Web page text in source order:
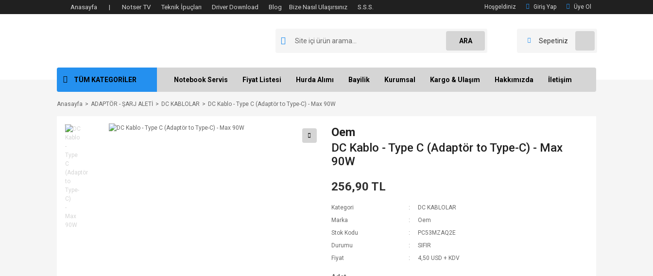
Anasayfa | Notser TV Teknik İpuçları Driver Download Blog Bize Nasıl UlaşırsınızS.S.S. Hoşgeldiniz Giriş Yap Üye Ol
ARA Sepetiniz
TÜM KATEGORİLER Notebook Servis Fiyat Listesi Hurda Alımı Bayilik Kurumsal Kargo & Ulaşım Hakkımızda İletişim
Anasayfa ADAPTÖR - ŞARJ ALETİ DC KABLOLAR DC Kablo - Type C (Adaptör to Type-C) - Max 90W
Oem
DC Kablo - Type C (Adaptör to Type-C) - Max
90W
256,90 TL
Kategori
DC KABLOLAR
Marka
Oem
Stok Kodu
PC53MZAQ2E
Durumu
SIFIR
Fiyat
4,50 USD + KDV